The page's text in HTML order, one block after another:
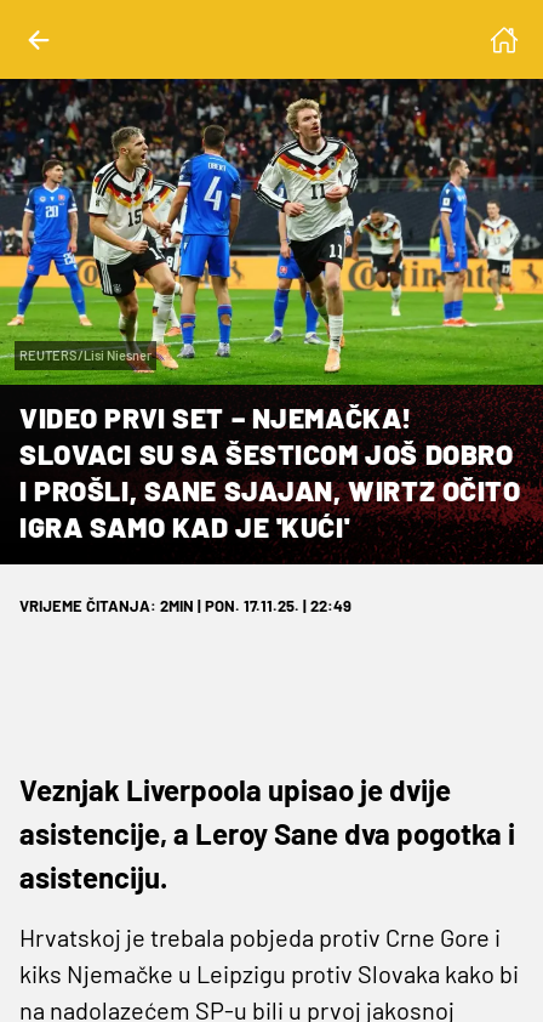
REUTERS/Lisi Niesner
VIDEO PRVI SET – NJEMAČKA!
SLOVACI SU SA ŠESTICOM JOŠ DOBRO
I PROŠLI, SANE SJAJAN, WIRTZ OČITO
IGRA SAMO KAD JE 'KUĆI'
VRIJEME ČITANJA: 2MIN | PON. 17.11.25. | 22:49
Veznjak Liverpoola upisao je dvije
asistencije, a Leroy Sane dva pogotka i
asistenciju.
Hrvatskoj je trebala pobjeda protiv Crne Gore i
kiks Njemačke u Leipzigu protiv Slovaka kako bi
na nadolazećem SP-u bili u prvoj jakosnoj